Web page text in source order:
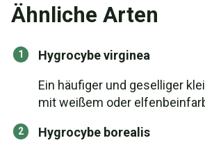
Ähnliche Arten
Hygrocybe virginea
Ein häufiger und geselliger
mit weißem oder
Hygrocybe borealis